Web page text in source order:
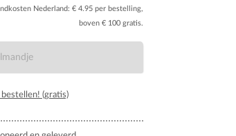
Nederland: € 4.95 per bestelling,
boven € 100 gratis.
(gratis)